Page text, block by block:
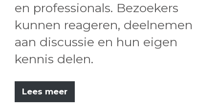
en professionals. Bezoekers
kunnen reageren, deelnemen
aan discussie en hun eigen
kennis delen.
Lees meer